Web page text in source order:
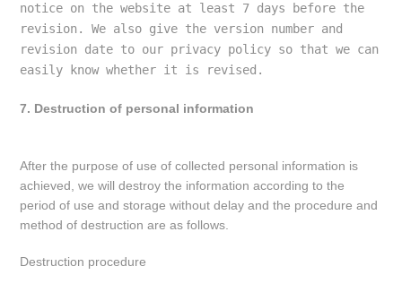
notice on the website at least 7 days before the
revision. We also give the version number and
revision date to our privacy policy so that we can
easily know whether it is revised.
7. Destruction of personal information
After the purpose of use of collected personal information is
achieved, we will destroy the information according to the
period of use and storage without delay and the procedure and
method of destruction are as follows.
Destruction procedure